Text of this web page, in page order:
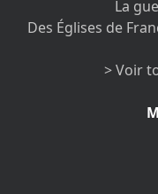
La
Des Églises de
> Voir